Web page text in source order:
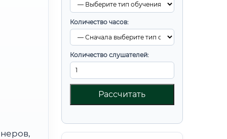
Количество часов:
Количество слушателей:
Рассчитать